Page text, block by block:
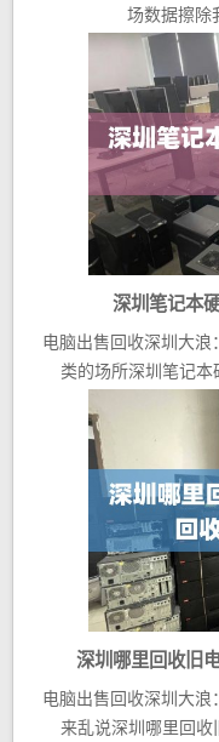
场数据擦除
深圳笔记本
电脑出售回收深圳大
类的场所深圳笔记
深圳哪里回收旧
电脑出售回收深圳大浪
来乱说深圳哪里回收